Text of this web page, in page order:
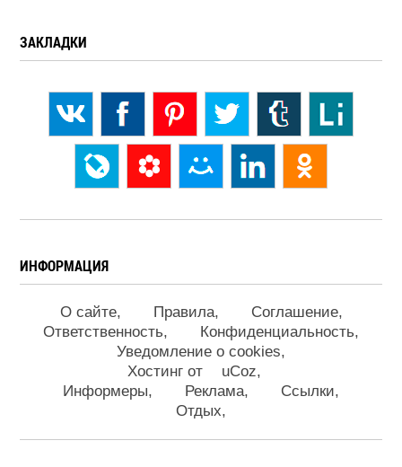
ЗАКЛАДКИ
ИНФОРМАЦИЯ
О сайте Правила
Соглашение
Ответственность
Конфиденциальность
Уведомление о cookies
Хостинг от
uCoz
Информеры
Реклама
Ссылки
Отдых